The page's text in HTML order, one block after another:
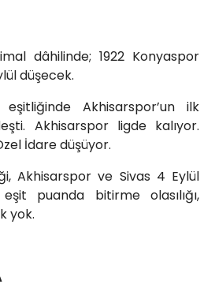
dâhilinde; 1922 Konyaspor
Eylül düşecek.
Akhisarspor’un ilk
Akhisarspor ligde kalıyor.
İdare düşüyor.
Akhisarspor ve Sivas 4 Eylül
puanda bitirme olasılığı,
yok.